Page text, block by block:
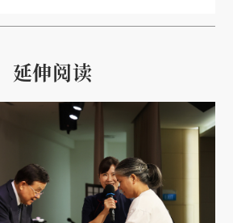
延伸阅读